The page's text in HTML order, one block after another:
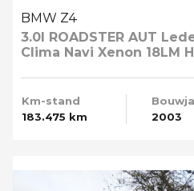
BMW Z4
3.0I ROADSTER AUT
Clima Navi Xenon 18LM
Km-stand
183.475 km
2003